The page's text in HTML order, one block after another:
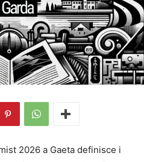
2026 a Gaeta definisce i